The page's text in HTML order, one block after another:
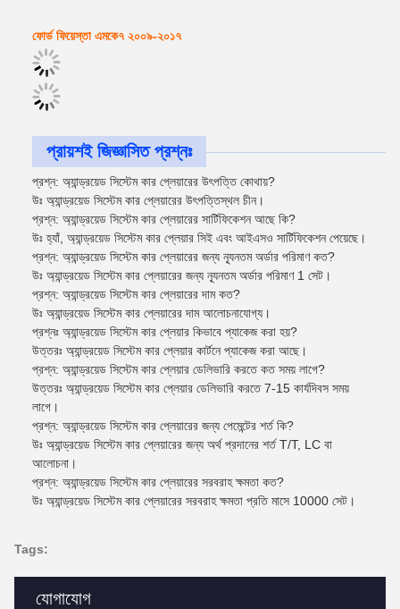
যোগাযোগ
ফোর্ড ফিয়েস্তা এমকে৭ ২০০৯-২০১৭
প্রায়শই জিজ্ঞাসিত প্রশ্নঃ
প্রশ্ন: অ্যান্ড্রয়েড সিস্টেম কার প্লেয়ারের উৎপত্তি কোথায়?
উঃ অ্যান্ড্রয়েড সিস্টেম কার প্লেয়ারের উৎপত্তিস্থল চীন।
প্রশ্ন: অ্যান্ড্রয়েড সিস্টেম কার প্লেয়ারের সার্টিফিকেশন আছে কি?
উঃ হ্যাঁ, অ্যান্ড্রয়েড সিস্টেম কার প্লেয়ার সিই এবং আইএসও সার্টিফিকেশন পেয়েছে।
প্রশ্ন: অ্যান্ড্রয়েড সিস্টেম কার প্লেয়ারের জন্য ন্যূনতম অর্ডার পরিমাণ কত?
উঃ অ্যান্ড্রয়েড সিস্টেম কার প্লেয়ারের জন্য ন্যূনতম অর্ডার পরিমাণ 1 সেট।
প্রশ্ন: অ্যান্ড্রয়েড সিস্টেম কার প্লেয়ারের দাম কত?
উঃ অ্যান্ড্রয়েড সিস্টেম কার প্লেয়ারের দাম আলোচনাযোগ্য।
প্রশ্নঃ অ্যান্ড্রয়েড সিস্টেম কার প্লেয়ার কিভাবে প্যাকেজ করা হয়?
উত্তরঃ অ্যান্ড্রয়েড সিস্টেম কার প্লেয়ার কার্টনে প্যাকেজ করা আছে।
প্রশ্ন: অ্যান্ড্রয়েড সিস্টেম কার প্লেয়ার ডেলিভারি করতে কত সময় লাগে?
উত্তরঃ অ্যান্ড্রয়েড সিস্টেম কার প্লেয়ার ডেলিভারি করতে 7-15 কার্যদিবস সময়
লাগে।
প্রশ্ন: অ্যান্ড্রয়েড সিস্টেম কার প্লেয়ারের জন্য পেমেন্টের শর্ত কি?
উঃ অ্যান্ড্রয়েড সিস্টেম কার প্লেয়ারের জন্য অর্থ প্রদানের শর্ত T/T, LC বা
আলোচনা।
প্রশ্ন: অ্যান্ড্রয়েড সিস্টেম কার প্লেয়ারের সরবরাহ ক্ষমতা কত?
উঃ অ্যান্ড্রয়েড সিস্টেম কার প্লেয়ারের সরবরাহ ক্ষমতা প্রতি মাসে 10000 সেট।
Tags: